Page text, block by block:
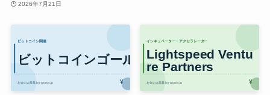
2026年7月21日